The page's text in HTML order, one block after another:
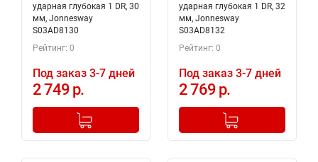
ударная глубокая 1 DR, 30
мм, Jonnesway
S03AD8130
Рейтинг: 0
Под заказ 3-7 дней
2 749 р.
+
Добавлено в корзину
ударная глубокая 1 DR, 32
мм, Jonnesway
S03AD8132
Рейтинг: 0
Под заказ 3-7 дней
2 769 р.
+
Добавлено в корзину